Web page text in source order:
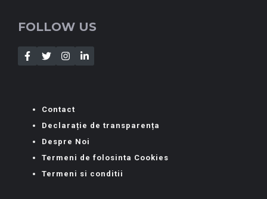
FOLLOW US
Contact
Declarație de transparența
Despre Noi
Termeni de folosinta Cookies
Termeni si conditii